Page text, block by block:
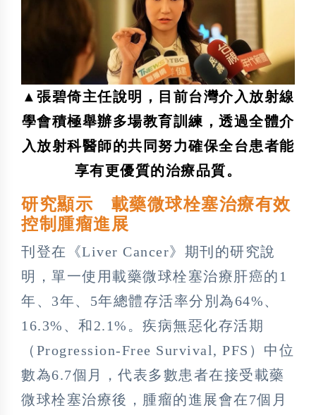
▲張碧倚主任說明，目前台灣介入放射線
學會積極舉辦多場教育訓練，透過全體介
入放射科醫師的共同努力確保全台患者能
享有更優質的治療品質。
研究顯示 載藥微球栓塞治療有效
控制腫瘤進展
刊登在《Liver Cancer》期刊的研究說
明，單一使用載藥微球栓塞治療肝癌的1
年、3年、5年總體存活率分別為64%、
16.3%、和2.1%。疾病無惡化存活期
（Progression-Free Survival, PFS）中位
數為6.7個月，代表多數患者在接受載藥
微球栓塞治療後，腫瘤的進展會在7個月